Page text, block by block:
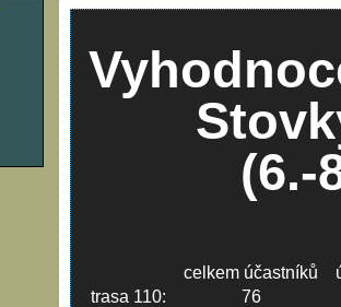
(6.-
celkem účastníků
trasa 110:
76